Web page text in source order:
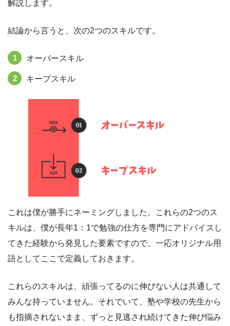
解説します。
結論から言うと、次の2つのスキルです。
オーバースキル
キープスキル
これは僕が勝手にネーミングしました。これらの2つのス
キルは、僕が長年1：1で勉強の仕方を専門にアドバイスし
てきた経験から発見した要素ですので、一応オリジナル用
語としてここで定義しておきます。
これらのスキルは、頑張ってるのに伸びない人は共通して
みんな持っていません。それでいて、塾や学校の先生から
も指摘されないまま、ずっと見逃され続けてきた伸び悩み